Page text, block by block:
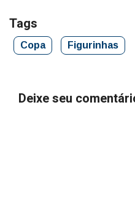
Tags
Copa Figurinhas
Deixe seu